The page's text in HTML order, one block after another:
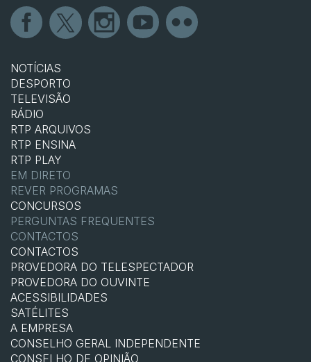
NOTÍCIAS
DESPORTO
TELEVISÃO
RÁDIO
RTP ARQUIVOS
RTP ENSINA
RTP PLAY
EM DIRETO
REVER PROGRAMAS
CONCURSOS
PERGUNTAS FREQUENTES
CONTACTOS
CONTACTOS
PROVEDORA DO TELESPECTADOR
PROVEDORA DO OUVINTE
ACESSIBILIDADES
SATÉLITES
A EMPRESA
CONSELHO GERAL INDEPENDENTE
CONSELHO DE OPINIÃO